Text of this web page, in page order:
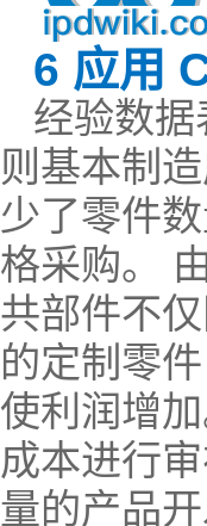
6 应用
经验数
则基本制
少了零件
格采购。
共部件不
的定制零
使利润增
成本进行
量的产品